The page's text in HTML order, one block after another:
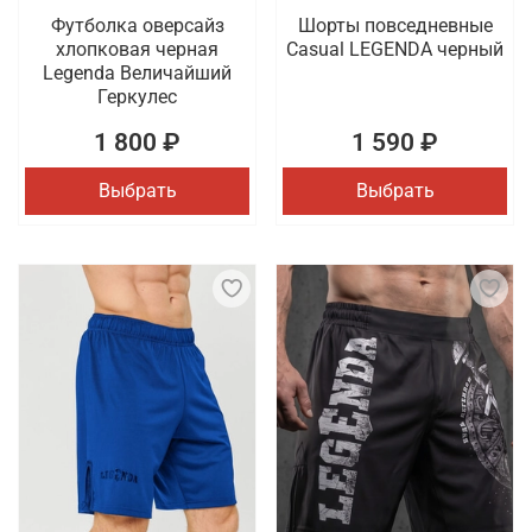
Футболка оверсайз
хлопковая черная
Legenda Величайший
Геркулес
1 800 ₽
Выбрать
Шорты повседневные
Casual LEGENDA черный
1 590 ₽
Выбрать